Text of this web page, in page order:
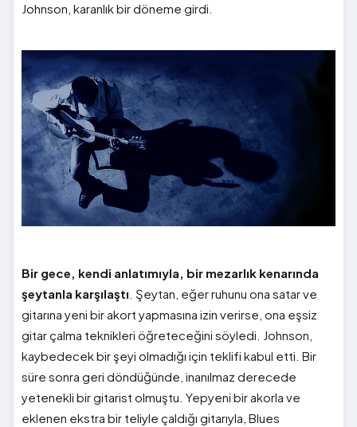
Johnson, karanlık bir döneme girdi.
Bir gece, kendi anlatımıyla, bir mezarlık kenarında
şeytanla karşılaştı . Şeytan, eğer ruhunu ona satar ve
gitarına yeni bir akort yapmasına izin verirse, ona eşsiz
gitar çalma teknikleri öğreteceğini söyledi. Johnson,
kaybedecek bir şeyi olmadığı için teklifi kabul etti. Bir
süre sonra geri döndüğünde, inanılmaz derecede
yetenekli bir gitarist olmuştu. Yepyeni bir akorla ve
eklenen ekstra bir teliyle çaldığı gitarıyla, Blues